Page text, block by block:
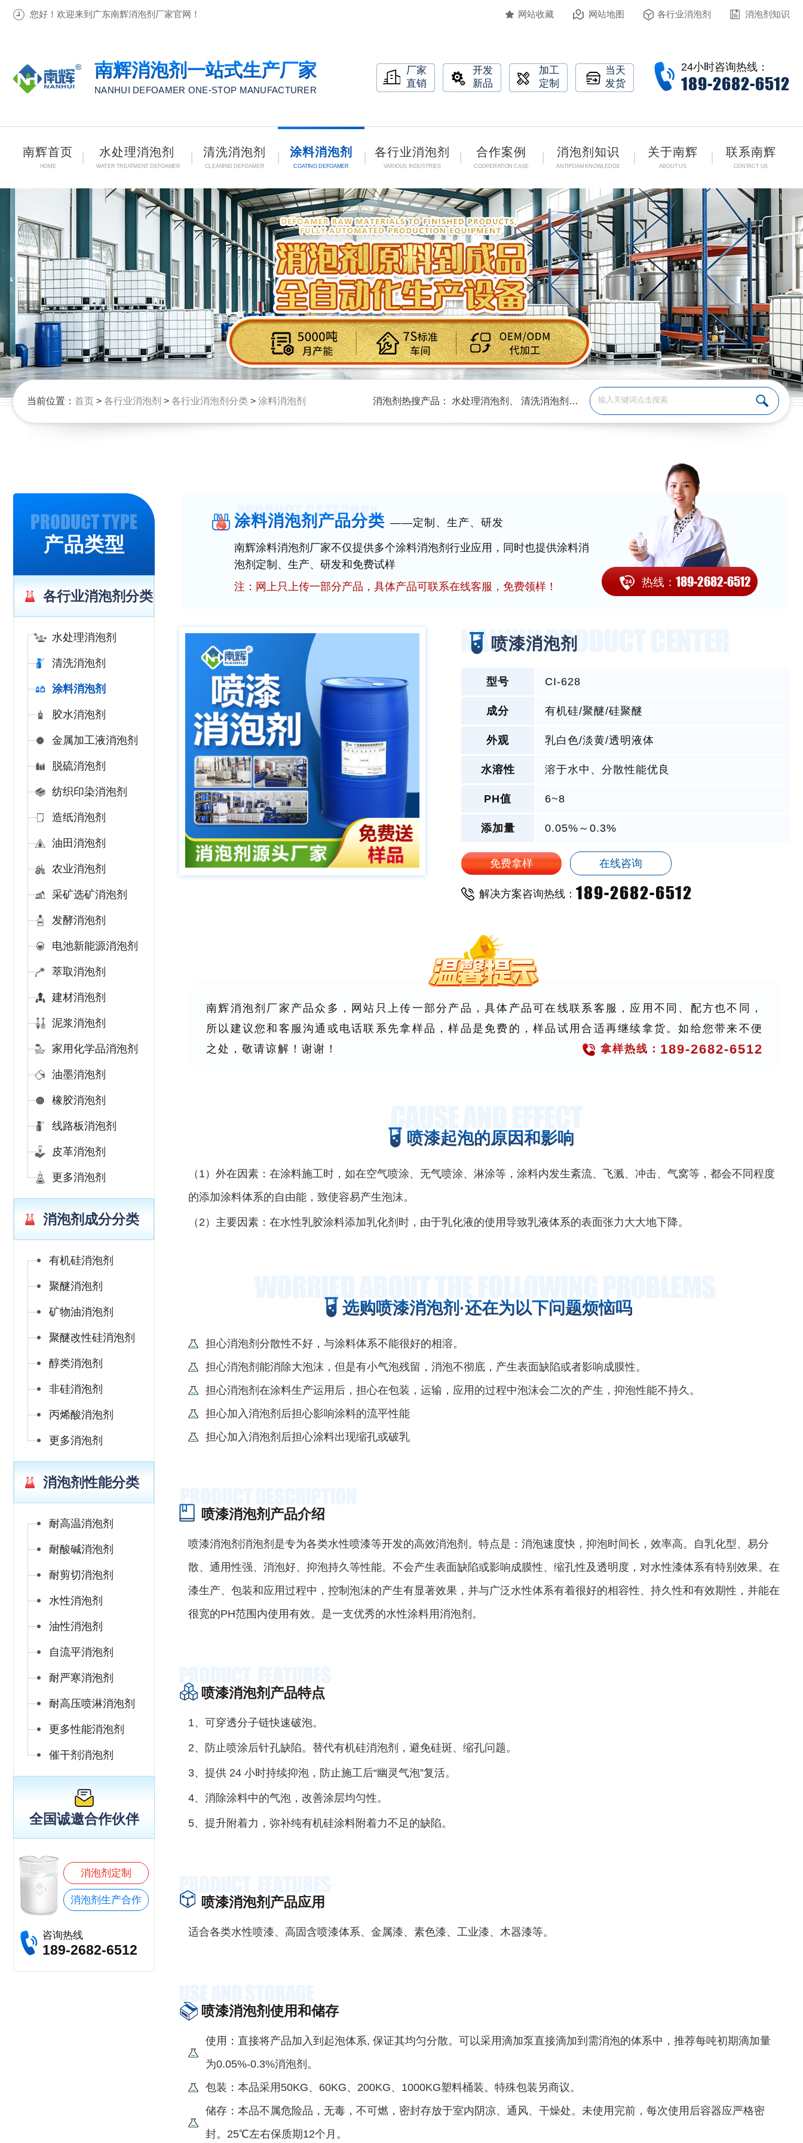
您好！欢迎来到广东南辉消泡剂厂家官网！ 网站收藏 网站地图 各行业消泡剂 消泡剂知识
南辉消泡剂一站式生产厂家
NANHUI DEFOAMER ONE-STOP MANUFACTURER
厂家
直销
开发
新品
加工
定制
当天
发货
24小时咨询热线：
189-2682-6512
南辉首页
HOME
水处理消泡剂
WATER TREATMENT DEFOAMER
清洗消泡剂
CLEANING DEFOAMER
涂料消泡剂
COATING DEFOAMER
各行业消泡剂
VARIOUS INDUSTRIES
合作案例
COOPERATION CASE
消泡剂知识
ANTIFOAM KNOWLEDGE
关于南辉
ABOUT US
联系南辉
CONTACT US
当前位置： 首页 > 各行业消泡剂 > 各行业消泡剂分类 > 涂料消泡剂 消泡剂热搜产品： 水处理消泡剂 清洗消泡剂 、 涂料消泡剂、切削液消泡剂
PRODUCT TYPE
产品类型
各行业消泡剂分类
水处理消泡剂
清洗消泡剂
涂料消泡剂
胶水消泡剂
金属加工液消泡剂
脱硫消泡剂
纺织印染消泡剂
造纸消泡剂
油田消泡剂
农业消泡剂
采矿选矿消泡剂
发酵消泡剂
电池新能源消泡剂
萃取消泡剂
建材消泡剂
泥浆消泡剂
家用化学品消泡剂
油墨消泡剂
橡胶消泡剂
线路板消泡剂
皮革消泡剂
更多消泡剂
消泡剂成分分类
有机硅消泡剂
聚醚消泡剂
矿物油消泡剂
聚醚改性硅消泡剂
醇类消泡剂
非硅消泡剂
丙烯酸消泡剂
更多消泡剂
消泡剂性能分类
耐高温消泡剂
耐酸碱消泡剂
耐剪切消泡剂
水性消泡剂
油性消泡剂
自流平消泡剂
耐严寒消泡剂
耐高压喷淋消泡剂
更多性能消泡剂
催干剂消泡剂
全国诚邀合作伙伴
消泡剂定制
消泡剂生产合作
咨询热线
189-2682-6512
涂料消泡剂产品分类 ——定制、生产、研发
南辉涂料消泡剂厂家不仅提供多个涂料消泡剂行业应用，同时也提供涂料消
泡剂定制、生产、研发和免费试样
注：网上只上传一部分产品，具体产品可联系在线客服，免费领样！
热线： 189-2682-6512
喷漆消泡剂
型号 CI-628
成分 有机硅/聚醚/硅聚醚
外观 乳白色/淡黄/透明液体
水溶性 溶于水中、分散性能优良
PH值 6~8
添加量 0.05%～0.3%
免费拿样 在线咨询
解决方案咨询热线： 189-2682-6512
南辉消泡剂厂家产品众多，网站只上传一部分产品，具体产品可在线联系客服，应用不同、配方也不同，
所以建议您和客服沟通或电话联系先拿样品，样品是免费的，样品试用合适再继续拿货。如给您带来不便
之处，敬请谅解！谢谢！
拿样热线： 189-2682-6512
喷漆起泡的原因和影响
（1）外在因素：在涂料施工时，如在空气喷涂、无气喷涂、淋涂等，涂料内发生紊流、飞溅、冲击、气窝等，都会不同程度
的添加涂料体系的自由能，致使容易产生泡沫。
（2）主要因素：在水性乳胶涂料添加乳化剂时，由于乳化液的使用导致乳液体系的表面张力大大地下降。
选购喷漆消泡剂·还在为以下问题烦恼吗
担心消泡剂分散性不好，与涂料体系不能很好的相溶。
担心消泡剂能消除大泡沫，但是有小气泡残留，消泡不彻底，产生表面缺陷或者影响成膜性。
担心消泡剂在涂料生产运用后，担心在包装，运输，应用的过程中泡沫会二次的产生，抑泡性能不持久。
担心加入消泡剂后担心影响涂料的流平性能
担心加入消泡剂后担心涂料出现缩孔或破乳
喷漆消泡剂产品介绍
喷漆消泡剂消泡剂是专为各类水性喷漆等开发的高效消泡剂。特点是：消泡速度快，抑泡时间长，效率高。自乳化型、易分
散、通用性强、消泡好、抑泡持久等性能。不会产生表面缺陷或影响成膜性、缩孔性及透明度，对水性漆体系有特别效果。在
漆生产、包装和应用过程中，控制泡沫的产生有显著效果，并与广泛水性体系有着很好的相容性、持久性和有效期性，并能在
很宽的PH范围内使用有效。是一支优秀的水性涂料用消泡剂。
喷漆消泡剂产品特点
1、可穿透分子链快速破泡。
2、防止喷涂后针孔缺陷‌。替代有机硅消泡剂，避免硅斑、缩孔问题。‌
3、提供 24 小时持续抑泡，防止施工后“幽灵气泡”复活‌。
4、消除涂料中的气泡，改善涂层均匀性。
5、提升附着力，弥补纯有机硅涂料附着力不足的缺陷‌。
喷漆消泡剂产品应用
适合各类水性喷漆、高固含喷漆体系、金属漆、素色漆、工业漆、木器漆等。
喷漆消泡剂使用和储存
使用：直接将产品加入到起泡体系, 保证其均匀分散。可以采用滴加泵直接滴加到需消泡的体系中，推荐每吨初期滴加量
为0.05%-0.3%消泡剂。
包装：本品采用50KG、60KG、200KG、1000KG塑料桶装。特殊包装另商议。
储存：本品不属危险品，无毒，不可燃，密封存放于室内阴凉、通风、干燥处。未使用完前，每次使用后容器应严格密
封。25℃左右保质期12个月。